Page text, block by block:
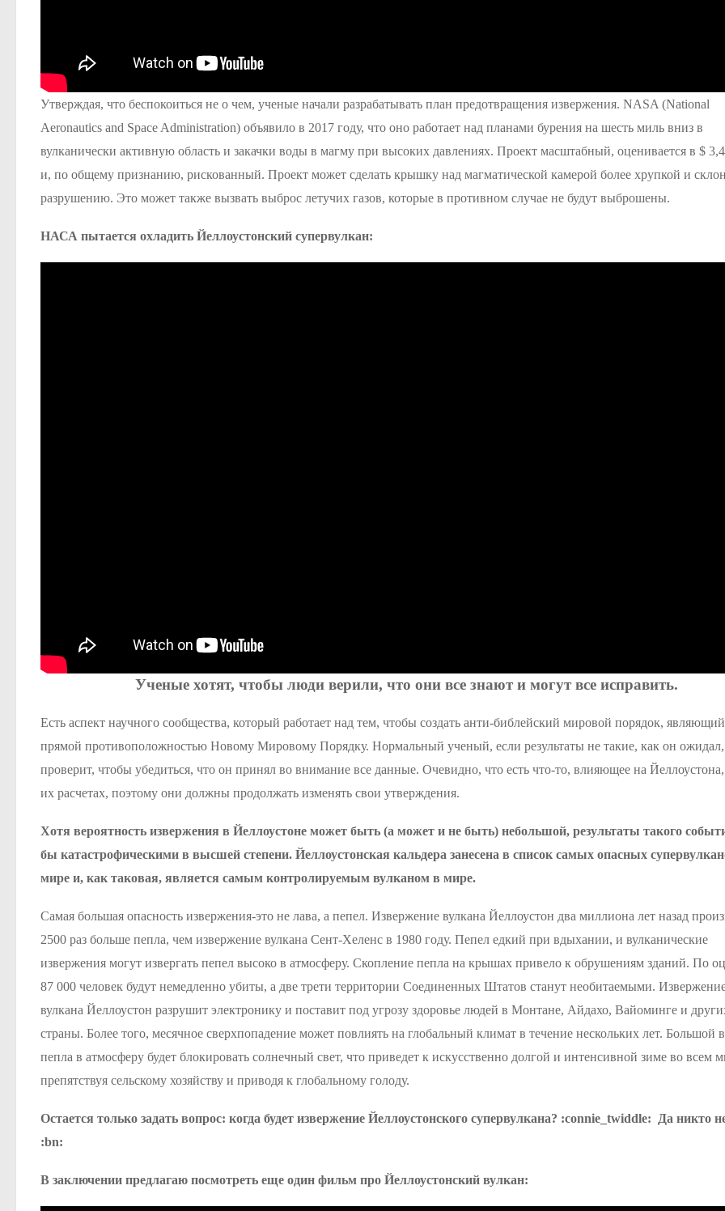
Утверждая, что беспокоиться не о чем, ученые начали разрабатывать план предотвращения извержения. NASA (National
Aeronautics and Space Administration) объявило в 2017 году, что оно работает над планами бурения на шесть миль вниз в
вулканически активную область и закачки воды в магму при высоких давлениях. Проект масштабный, оценивается в $
и, по общему признанию, рискованный. Проект может сделать крышку над магматической камерой более хрупкой и
разрушению. Это может также вызвать выброс летучих газов, которые в противном случае не будут выброшены.
НАСА пытается охладить Йеллоустонский супервулкан:
Ученые хотят, чтобы люди верили, что они все знают и могут все исправить.
Есть аспект научного сообщества, который работает над тем, чтобы создать анти-библейский мировой порядок,
прямой противоположностью Новому Мировому Порядку. Нормальный ученый, если результаты не такие, как он ожидал,
проверит, чтобы убедиться, что он принял во внимание все данные. Очевидно, что есть что-то, влияющее на
их расчетах, поэтому они должны продолжать изменять свои утверждения.
Хотя вероятность извержения в Йеллоустоне может быть (а может и не быть) небольшой, результаты такого
бы катастрофическими в высшей степени. Йеллоустонская кальдера занесена в список самых опасных
мире и, как таковая, является самым контролируемым вулканом в мире.
Самая большая опасность извержения-это не лава, а пепел. Извержение вулкана Йеллоустон два миллиона лет назад
2500 раз больше пепла, чем извержение вулкана Сент-Хеленс в 1980 году. Пепел едкий при вдыхании, и вулканические
извержения могут извергать пепел высоко в атмосферу. Скопление пепла на крышах привело к обрушениям зданий. По
87 000 человек будут немедленно убиты, а две трети территории Соединенных Штатов станут необитаемыми.
вулкана Йеллоустон разрушит электронику и поставит под угрозу здоровье людей в Монтане, Айдахо, Вайоминге и
страны. Более того, месячное сверхпопадение может повлиять на глобальный климат в течение нескольких лет. Большой
пепла в атмосферу будет блокировать солнечный свет, что приведет к искусственно долгой и интенсивной зиме во всем
препятствуя сельскому хозяйству и приводя к глобальному голоду.
Остается только задать вопрос: когда будет извержение Йеллоустонского супервулкана? :connie_twiddle: Да никто
:bn:
В заключении предлагаю посмотреть еще один фильм про Йеллоустонский вулкан: